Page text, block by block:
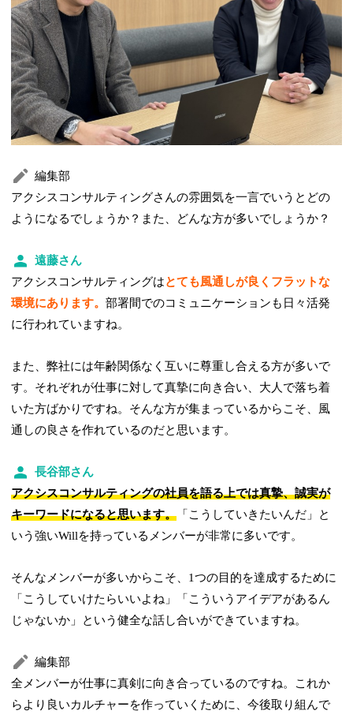
編集部
アクシスコンサルティングさんの雰囲気を一言でいうとどの
ようになるでしょうか？また、どんな方が多いでしょうか？
遠藤さん
アクシスコンサルティングはとても風通しが良くフラットな
環境にあります。部署間でのコミュニケーションも日々活発
に行われていますね。
また、弊社には年齢関係なく互いに尊重し合える方が多いで
す。それぞれが仕事に対して真摯に向き合い、大人で落ち着
いた方ばかりですね。そんな方が集まっているからこそ、風
通しの良さを作れているのだと思います。
長谷部さん
アクシスコンサルティングの社員を語る上では真摯、誠実が
キーワードになると思います。 「こうしていきたいんだ」と
いう強いWillを持っているメンバーが非常に多いです。
そんなメンバーが多いからこそ、1つの目的を達成するために
「こうしていけたらいいよね」「こういうアイデアがあるん
じゃないか」という健全な話し合いができていますね。
編集部
全メンバーが仕事に真剣に向き合っているのですね。これか
らより良いカルチャーを作っていくために、今後取り組んで